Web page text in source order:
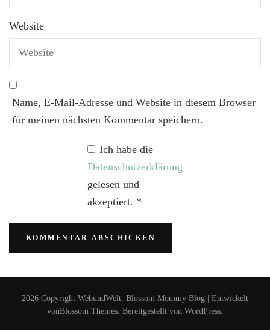
Website
Name, E-Mail-Adresse und Website in diesem Browser
für meinen nächsten Kommentar speichern.
Ich habe die
Datenschutzerklärung
gelesen und
akzeptiert. *
2026 Copyright WebundWelt. Blossom Mommy Blog | Entwickelt
vonBlossom Themes. Bereitgestellt von WordPress.